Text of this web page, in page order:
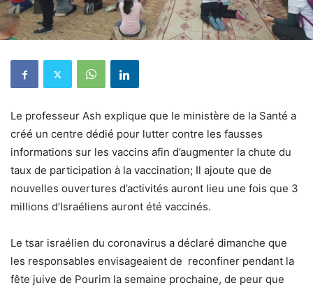
Le professeur Ash explique que le ministère de la Santé a
créé un centre dédié pour lutter contre les fausses
informations sur les vaccins afin d’augmenter la chute du
taux de participation à la vaccination; Il ajoute que de
nouvelles ouvertures d’activités auront lieu une fois que 3
millions d’Israéliens auront été vaccinés.
Le tsar israélien du coronavirus a déclaré dimanche que
les responsables envisageaient de reconfiner pendant la
fête juive de Pourim la semaine prochaine, de peur que